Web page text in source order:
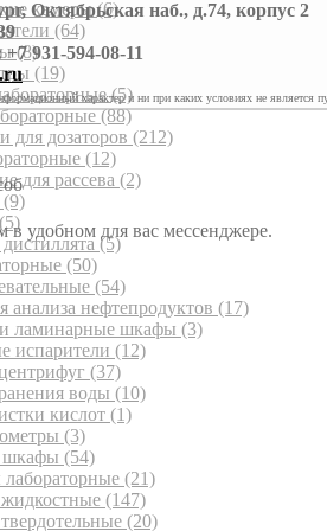
камеры(6)
(64)
(8)
(19)
(5)
(88)
для дозаторов (212)
(12)
для рассева (2)
(9)
(5)
(5)
(50)
(54)
анализа нефтепродуктов (17)
ламинарные шкафы (3)
испарители (12)
(37)
воды (10)
кислот (1)
(3)
(54)
(21)
(147)
(20)
Октябрьская наб., д.74, корпус 2
931-594-08-11
характер и ни при каких условиях не является
удобном для вас мессенджере.